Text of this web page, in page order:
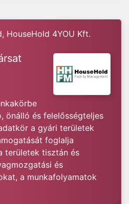
HouseHold 4YOU Kft.
önálló és felelősségteljes
a gyári területek
foglalja
területek tisztán és
és
a munkafolyamatok